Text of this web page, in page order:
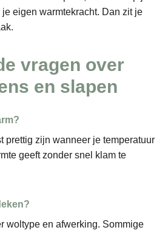
eigen warmtekracht. Dan zit je
vragen over
en slapen
prettig zijn wanneer je temperatuur
geeft zonder snel klam te
woltype en afwerking. Sommige